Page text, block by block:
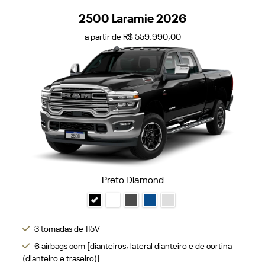
2500 Laramie 2026
a partir de R$ 559.990,00
Preto Diamond
3 tomadas de 115V
6 airbags com [dianteiros, lateral dianteiro e de cortina
(dianteiro e traseiro)]